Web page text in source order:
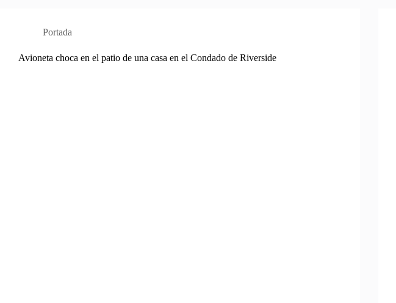
Portada
Avioneta choca en el patio de una casa en el Condado de Riverside